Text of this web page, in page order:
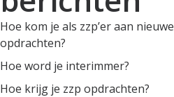
Hoe kom je als zzp’er aan nieuwe
opdrachten?
Hoe word je interimmer?
Hoe krijg je zzp opdrachten?